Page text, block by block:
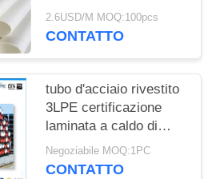
2.6USD/M MOQ:100pcs
CONTATTO
tubo d'acciaio rivestito
3LPE certificazione
laminata a caldo di
spessore api di 1,8 - 22
millimetri
Negoziabile MOQ:1PC
CONTATTO